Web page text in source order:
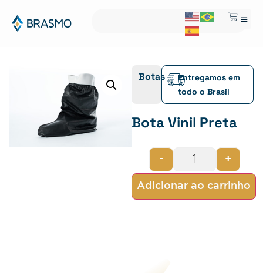
Botas
Entregamos em
todo o Brasil
Bota Vinil Preta
- +
Adicionar ao carrinho